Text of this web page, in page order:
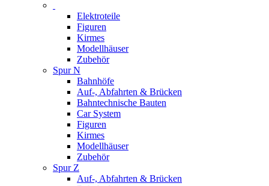
Elektroteile
Figuren
Kirmes
Modellhäuser
Zubehör
Spur N
Bahnhöfe
Auf-, Abfahrten & Brücken
Bahntechnische Bauten
Car System
Figuren
Kirmes
Modellhäuser
Zubehör
Spur Z
Auf-, Abfahrten & Brücken